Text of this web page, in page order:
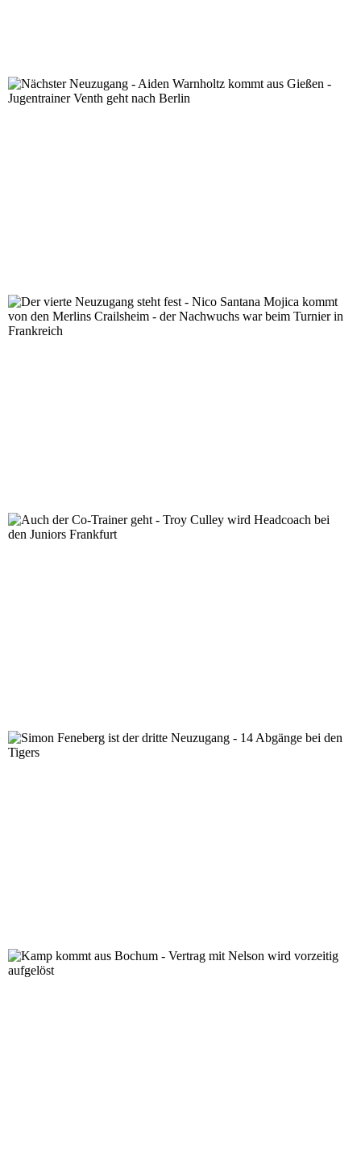
Nächster Neuzugang - Aiden Warnholtz kommt aus
Der vierte Neuzugang steht fest - Nico Santana
beim Turnier in Frankreich
Auch der Co-Trainer geht - Troy Culley wird
Simon Feneberg ist der dritte Neuzugang - 14 Abgänge
Kamp kommt aus Bochum - Vertrag mit Nelson wird